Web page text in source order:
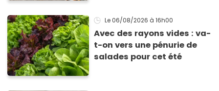
Le 06/08/2026 à 16h00
Avec des rayons vides : va-
t-on vers une pénurie de
salades pour cet été